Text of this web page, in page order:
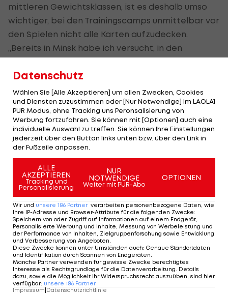
mittleren Gewichtsklassen, ist es deshalb umso
wichtiger, bei den Trainingscamps unmittelbar vor
den Spielen nicht alle Karten aufzudecken.
„Bereits in Minsk habe ich versucht, in den
anzuwenden, sondern habe etwas anderes
probiert, damit sie mich nicht so leicht
ausrechnen können.“
Der Zusatznutzen einer Kreditkarte
Desto näher sein bisheriger Karriere-Höhepunkt
rückt, umso mehr gerät auch der Gewichtsfaktor
in den Fokus. Um auf die geforderten 84 kg zu
kommen, muss er etwa sechs Kilo abspecken.
Da im Ringen am Tag vor dem Wettkampf
gewogen wird, hält Hrustanovic nicht viel von
langfristigen Diätplänen. „Das kostet zu viel
Substanz, darum ist es mir am liebsten, die
ganzen sechs Kilo in der letzten Woche
abzunehmen.“
Datenschutz
Wählen Sie [Alle Akzeptieren] um allen Zwecken, Cookies
und Diensten zuzustimmen oder [Nur Notwendige] im LAOLA1
PUR Modus, ohne Tracking uns Peronsalisierung von
Werbung fortzufahren. Sie können mit [Optionen] auch eine
individuelle Auswahl zu treffen. Sie können Ihre Einstellungen
jederzeit über den Button links unten bzw. über den Link in
der Fußzeile anpassen.
ALLE
AKZEPTIEREN
Tracking und
Personalisierung
NUR
NOTWENDIGE
Weiter mit PUR-Abo
OPTIONEN
Wir und unsere 186 Partner verarbeiten personenbezogene Daten, wie
Ihre IP-Adresse und Browser-Attribute für die folgenden Zwecke:
Speichern von oder Zugriff auf Informationen auf einem Endgerät;
Personalisierte Werbung und Inhalte, Messung von Werbeleistung und
der Performance von Inhalten, Zielgruppenforschung sowie Entwicklung
und Verbesserung von Angeboten
Diese Zwecke können unter Umständen auch: Genaue Standortdaten
und Identifikation durch Scannen von Endgeräten
Manche Partner verwenden für gewisse Zwecke berechtigtes
Interesse als Rechtsgrundlage für die Datenverarbeitung. Details
dazu, sowie die Möglichkeit Ihr Widerspruchsrecht auszuüben, sind hier
verfügbar: unsere 186 Partner
Impressum|Datenschutzrichtlinie